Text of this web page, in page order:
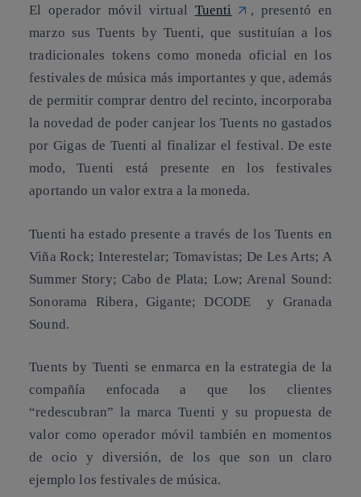
El operador móvil virtual Tuenti
, presentó en
marzo sus Tuents by Tuenti, que sustituían a los
tradicionales tokens como moneda oficial en los
festivales de música más importantes y que, además
de permitir comprar dentro del recinto, incorporaba
la novedad de poder canjear los Tuents no gastados
por Gigas de Tuenti al finalizar el festival. De este
modo, Tuenti está presente en los festivales
aportando un valor extra a la moneda.
Tuenti ha estado presente a través de los Tuents en
Viña Rock; Interestelar; Tomavistas; De Les Arts; A
Summer Story; Cabo de Plata; Low; Arenal Sound:
Sonorama Ribera, Gigante; DCODE y Granada
Sound.
Tuents by Tuenti se enmarca en la estrategia de la
compañía enfocada a que los clientes
“redescubran” la marca Tuenti y su propuesta de
valor como operador móvil también en momentos
de ocio y diversión, de los que son un claro
ejemplo los festivales de música.